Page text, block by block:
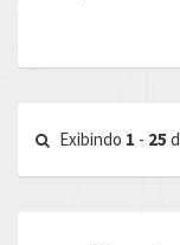
Exibindo 1 - 25